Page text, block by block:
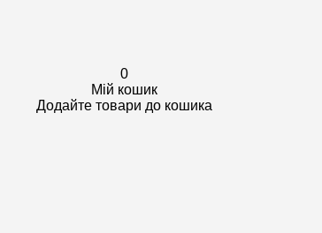
0
Мій кошик
Додайте товари до кошика